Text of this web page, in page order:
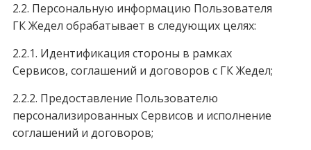
2.2. Персональную информацию Пользователя
ГК Жедел обрабатывает в следующих целях:
2.2.1. Идентификация стороны в рамках
Сервисов, соглашений и договоров с ГК Жедел;
2.2.2. Предоставление Пользователю
персонализированных Сервисов и исполнение
соглашений и договоров;